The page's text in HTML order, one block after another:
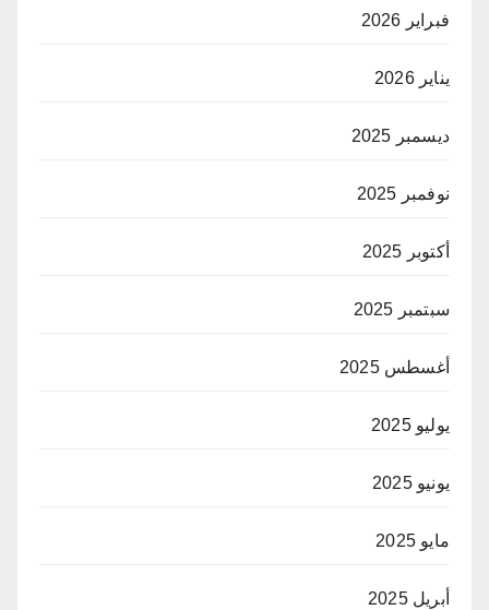
فبراير 2026
يناير 2026
ديسمبر 2025
نوفمبر 2025
أكتوبر 2025
سبتمبر 2025
أغسطس 2025
يوليو 2025
يونيو 2025
مايو 2025
أبريل 2025